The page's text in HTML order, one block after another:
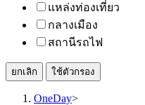
แหล่งท่องเที่ยว
กลางเมือง
สถานีรถไฟ
ยกเลิก ใช้ตัวกรอง
OneDay>